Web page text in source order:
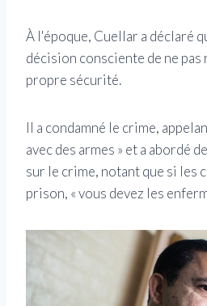
À l'époque, Cuellar a déclaré
décision consciente de ne
propre sécurité.
Il a condamné le crime,
avec des armes » et a abordé
sur le crime, notant que si les
prison, « vous devez les